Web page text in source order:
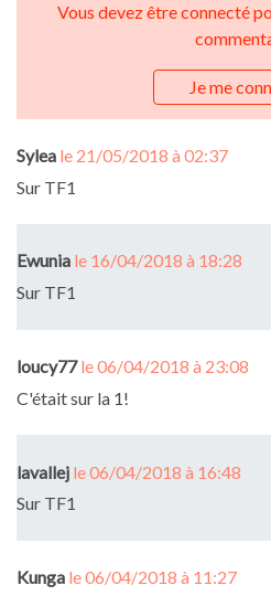
Vous devez être connecté
Je me
Sylea le 21/05/2018 à 02:37
Sur TF1
Ewunia le 16/04/2018 à 18:28
Sur TF1
loucy77 le 06/04/2018 à 23:08
C'était sur la 1!
lavallej le 06/04/2018 à 16:48
Sur TF1
Kunga le 06/04/2018 à 11:27